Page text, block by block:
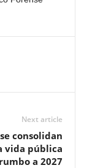
Next article
consolidan
vida pública
rumbo a 2027